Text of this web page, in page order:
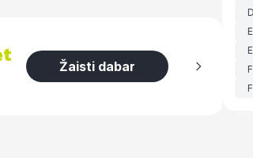
Žaisti dabar